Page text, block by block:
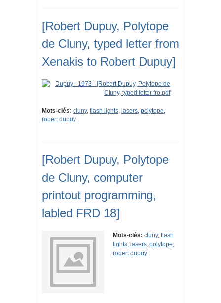
[Robert Dupuy, Polytope
de Cluny, typed letter from
Xenakis to Robert Dupuy]
Mots-clés: cluny, flash lights, lasers, polytope,
robert dupuy
[Robert Dupuy, Polytope
de Cluny, computer
printout programming,
labled FRD 18]
Mots-clés: cluny, flash
lights, lasers, polytope,
robert dupuy